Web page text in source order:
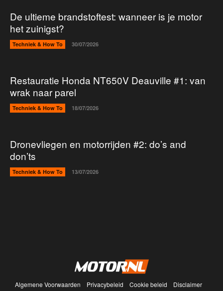
De ultieme brandstoftest: wanneer is je motor
het zuinigst?
Techniek & How To 30/07/2026
Restauratie Honda NT650V Deauville #1: van
wrak naar parel
Techniek & How To 18/07/2026
Dronevliegen en motorrijden #2: do’s and
don’ts
Techniek & How To 13/07/2026
Algemene Voorwaarden Privacybeleid Cookie beleid
Disclaimer